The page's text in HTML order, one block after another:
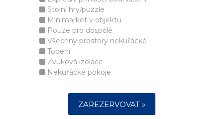
Stolní hry/puzzle
Minimarket v objektu
Pouze pro dospělé
Všechny prostory nekuřácké
Topení
Zvuková izolace
Nekuřácké pokoje
ZAREZERVOVAT »